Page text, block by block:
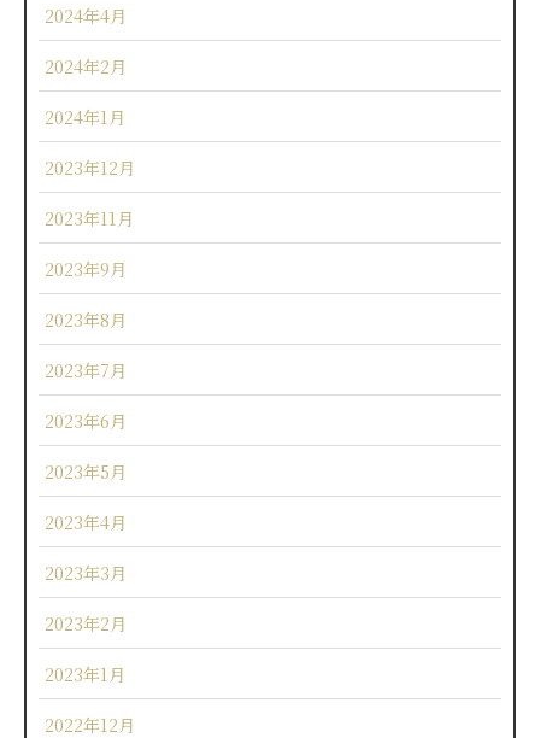
2024年4月
2024年2月
2024年1月
2023年12月
2023年11月
2023年9月
2023年8月
2023年7月
2023年6月
2023年5月
2023年4月
2023年3月
2023年2月
2023年1月
2022年12月